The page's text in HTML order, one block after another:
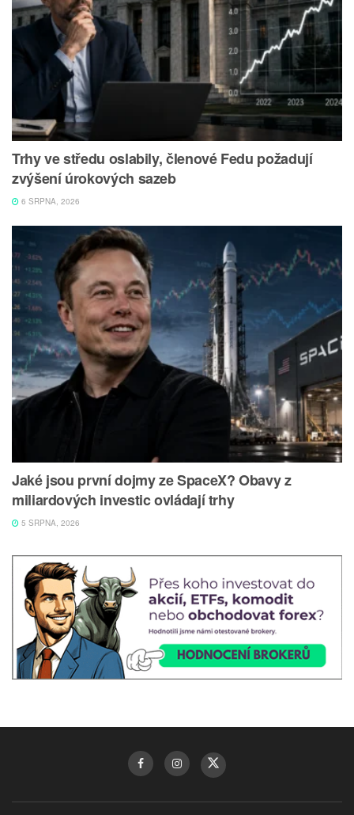
Trhy ve středu oslabily, členové Fedu požadují
zvýšení úrokových sazeb
6 SRPNA, 2026
Jaké jsou první dojmy ze SpaceX? Obavy z
miliardových investic ovládají trhy
5 SRPNA, 2026